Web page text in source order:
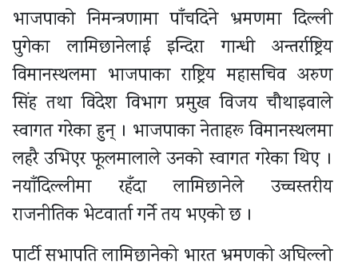
भाजपाको निमन्त्रणामा पाँचदिने भ्रमणमा दिल्ली
पुगेका लामिछानेलाई इन्दिरा गान्धी अन्तर्राष्ट्रिय
विमानस्थलमा भाजपाका राष्ट्रिय महासचिव अरुण
सिंह तथा विदेश विभाग प्रमुख विजय चौथाइवाले
स्वागत गरेका हुन् । भाजपाका नेताहरू विमानस्थलमा
लहरै उभिएर फूलमालाले उनको स्वागत गरेका थिए ।
नयाँदिल्लीमा रहँदा लामिछानेले उच्चस्तरीय
राजनीतिक भेटवार्ता गर्ने तय भएको छ ।
पार्टी सभापति लामिछानेको भारत भ्रमणको अघिल्लो